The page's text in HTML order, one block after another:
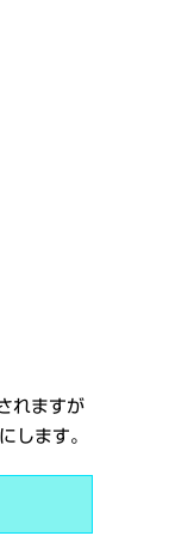
れますが
します。